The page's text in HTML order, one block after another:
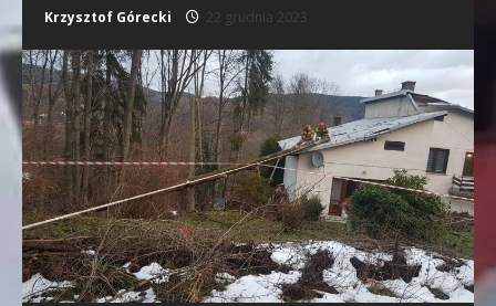
Krzysztof Górecki 22 grudnia 2023